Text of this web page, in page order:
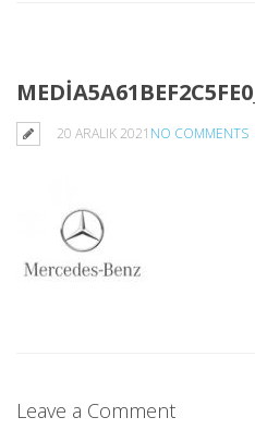
20 ARALIK 2021 NO COMMENTS
Leave a Comment